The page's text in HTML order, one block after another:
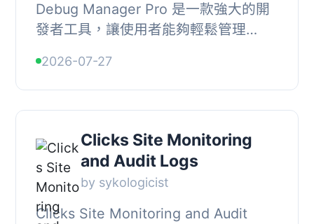
Debug Manager Pro 是一款強大的開
發者工具，讓使用者能夠輕鬆管理
輯 wp-config.php 檔案。此外掛提供
直觀的介面，幫助...
2026-07-27
Clicks Site Monitoring
and Audit Logs
by sykologicist
Clicks Site Monitoring and Audit